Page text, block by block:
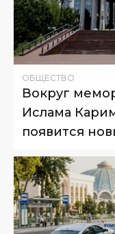
ОБЩЕСТВО
Вокруг
Ислама
появится